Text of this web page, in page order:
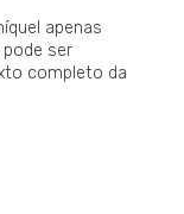
apenas
ser
completo da